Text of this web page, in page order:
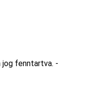
jog fenntartva. -